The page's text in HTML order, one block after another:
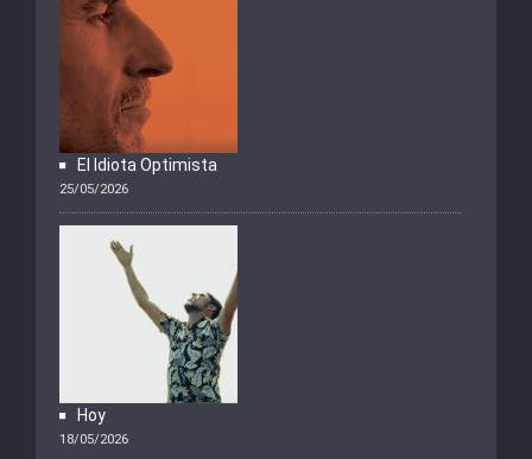
El Idiota Optimista
25/05/2026
Hoy
18/05/2026